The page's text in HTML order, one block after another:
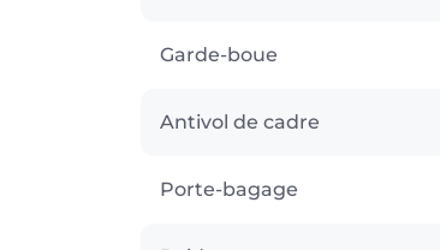
Garde-boue
Antivol de cadre
Porte-bagage